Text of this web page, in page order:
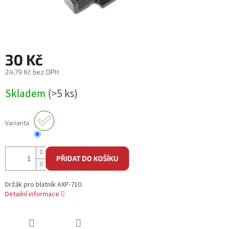
30 Kč
24,79 Kč bez DPH
cena:
Skladem (>5 ks)
Varianta
PŘIDAT DO KOŠÍKU
Držák pro blatník AXP-710.
Detailní informace